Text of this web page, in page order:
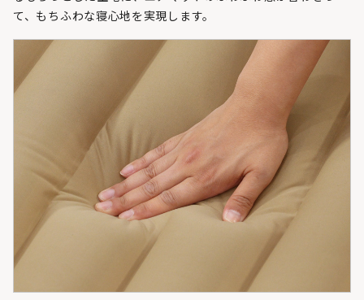
て、もちふわな寝心地を実現します。